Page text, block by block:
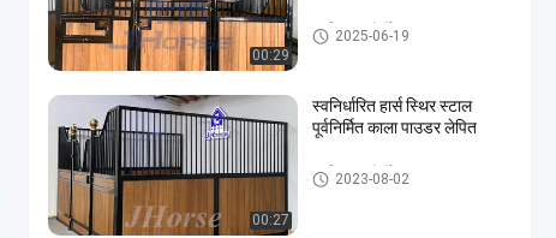
00:29
हार्स स्टॉल मोर्चों
2025-06-19
00:27
स्वनिर्धारित हार्स स्थिर स्टाल
पूर्वनिर्मित काला पाउडर लेपित
हार्स स्टॉल मोर्चों
2023-08-02